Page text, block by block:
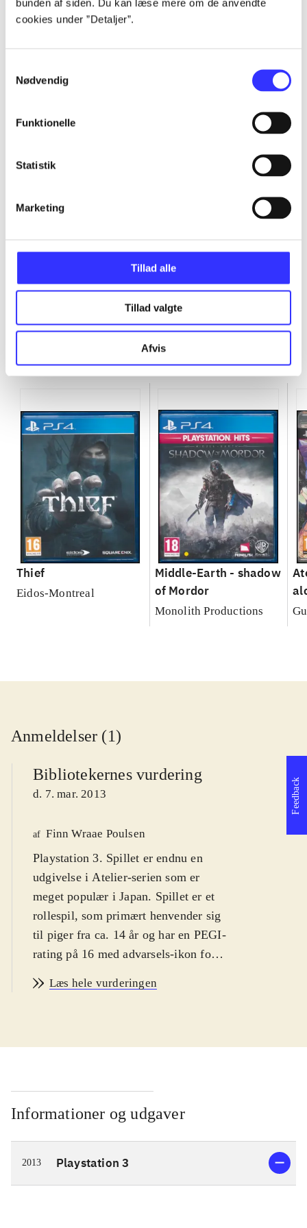
bunden af siden. Du kan læse mere om de anvendte
cookies under ”Detaljer”.
Nødvendig
Funktionelle
Statistik
Marketing
Tillad alle
Tillad valgte
Afvis
Artikler
...
...
...
...
Thief
Eidos-Montreal
Middle-Earth - shadow
of Mordor
Monolith Productions
Anmeldelser (1)
Bibliotekernes vurdering
d. 7. mar. 2013
af Finn Wraae Poulsen
Playstation 3. Spillet er endnu en
udgivelse i Atelier-serien som er
meget populær i Japan. Spillet er et
rollespil, som primært henvender sig
til piger fra ca. 14 år og har en PEGI-
rating på 16 med advarsels-ikon for
Spillets hovedperson er den ensomme
ude på landet. Hendes bedstefar er
forsvundet. Spillets mål er derfor at
genforene Ayesha med sin lillesøster.
En dag da Ayesha besøger Nio's
gravsted, finder hun ud af at hun
muligvis stadig er i live og
eftersøgningen kan begynde. Dette
Læs hele vurderingen
Informationer og udgaver
2013 Playstation 3
Feedback